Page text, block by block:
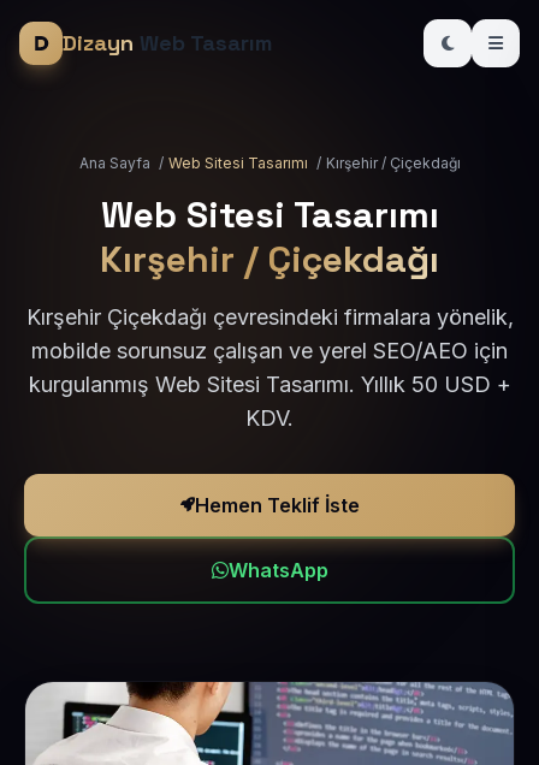
Dizayn Web Tasarım
Ana Sayfa / Web Sitesi Tasarımı / Kırşehir / Çiçekdağı
Web Sitesi Tasarımı
Kırşehir / Çiçekdağı
Kırşehir Çiçekdağı çevresindeki firmalara yönelik,
mobilde sorunsuz çalışan ve yerel SEO/AEO için
kurgulanmış Web Sitesi Tasarımı. Yıllık 50 USD +
KDV.
Hemen Teklif İste
WhatsApp